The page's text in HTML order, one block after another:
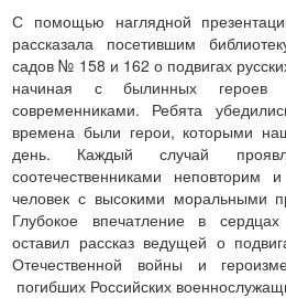
С помощью наглядной
рассказала посетившим
садов № 158 и 162 о подвигах
начиная с былинных героев
современниками. Ребята
времена были герои, которыми
день. Каждый случай
соотечественниками
человек с высокими моральными
Глубокое впечатление в
оставил рассказ ведущей о
Отечественной войны и
погибших Российских